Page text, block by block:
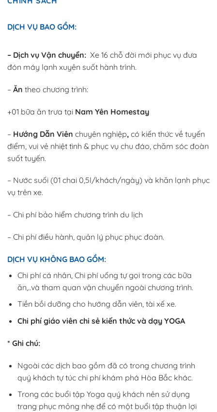
DỊCH VỤ BAO GỒM:
– Dịch vụ Vận chuyển: Xe 16 chỗ đời mới phục vụ đưa
đón máy lạnh xuyên suốt hành trình.
– Ăn theo chương trình:
+01 bữa ăn trưa tại Nam Yên Homestay
– Hướng Dẫn Viên chuyên nghiệp, có kiến thức về tuyến
điểm, vui vẻ nhiệt tình & phục vụ chu đáo, chăm sóc đoàn
suốt tuyến.
– Nước suối (01 chai 0,5l/khách/ngày) và khăn lạnh phục
vụ trên xe.
– Chi phí bảo hiểm chương trình du lịch
– Chi phí điều hành, quản lý phục phục đoàn.
DỊCH VỤ KHÔNG BAO GỒM:
Chi phí cá nhân, Chi phí uống tự gọi trong các bữa
ăn,..và tham quan vận chuyển ngoài chương trình.
Tiền bồi dưỡng cho hướng dẫn viên, tài xế xe.
Chi phí giáo viên chi sẻ kiến thức và dạy YOGA
* Ghi chú:
Ngoài các dịch bao gồm đã có trong chương trình
quý khách tự túc chi phí khám phá Hòa Bắc khác.
Trong các buổi tập Yoga quý khách nên sử dụng
trang phục mỏng nhẹ để có một buổi tập thuận lợi